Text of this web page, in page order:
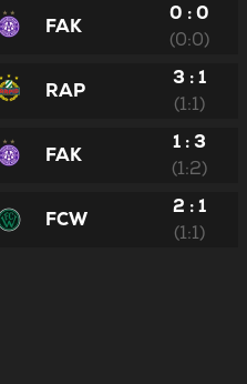
FAK
0 : 0
(0:0)
RAP
3 : 1
(1:1)
FAK
1 : 3
(1:2)
FCW
2 : 1
(1:1)